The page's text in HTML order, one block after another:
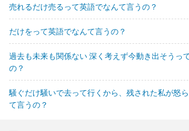
売れるだけ売るって英語でなんて言うの？
だけをって英語でなんて言うの？
過去も未来も関係ない 深く考えず今動き出そうっ
の？
騒ぐだけ騒いで去って行くから、残された私が怒
て言うの？